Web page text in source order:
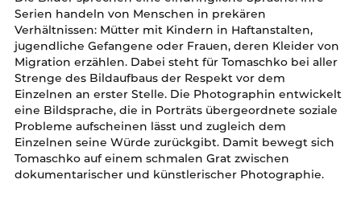
Serien handeln von Menschen in prekären
Verhältnissen: Mütter mit Kindern in Haftanstalten,
jugendliche Gefangene oder Frauen, deren Kleider von
Migration erzählen. Dabei steht für Tomaschko bei aller
Strenge des Bildaufbaus der Respekt vor dem
Einzelnen an erster Stelle. Die Photographin entwickelt
eine Bildsprache, die in Porträts übergeordnete soziale
Probleme aufscheinen lässt und zugleich dem
Einzelnen seine Würde zurückgibt. Damit bewegt sich
Tomaschko auf einem schmalen Grat zwischen
dokumentarischer und künstlerischer Photographie.